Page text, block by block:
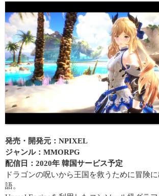
発売・開発元：NPIXEL
ジャンル：MMORPG
配信日：2020年 韓国サービス予定
ドラゴンの呪いから王国を救うために冒険
語。